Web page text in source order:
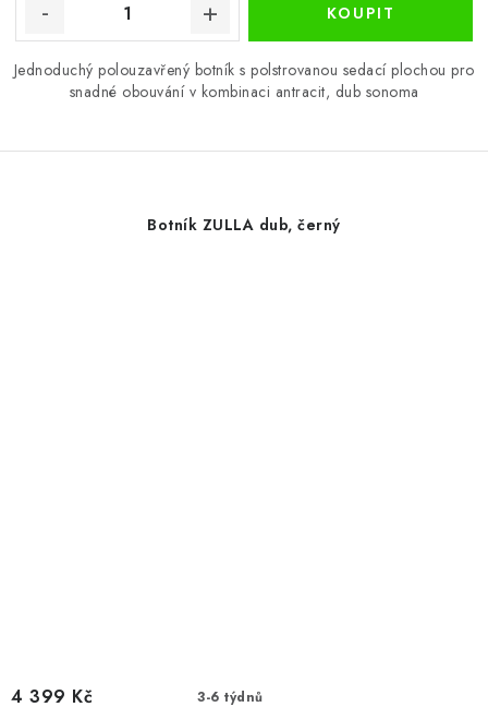
Jednoduchý polouzavřený botník s polstrovanou sedací plochou pro
snadné obouvání v kombinaci antracit, dub sonoma
Botník ZULLA dub, černý
3-6 týdnů
4 399 Kč